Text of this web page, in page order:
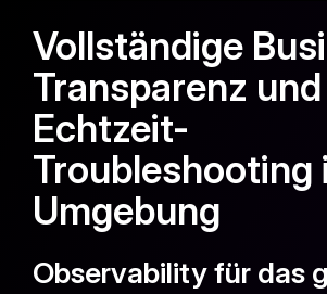
Vollständige
Transparenz und
Echtzeit-
Troubleshooting
Umgebung
Observability für das